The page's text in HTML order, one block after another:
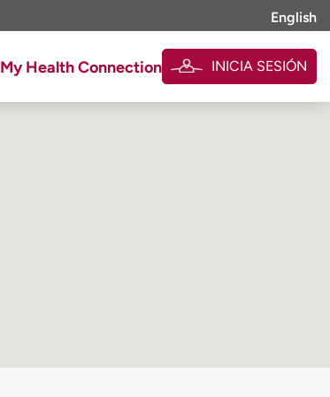
English
My Health Connection INICIA SESIÓN